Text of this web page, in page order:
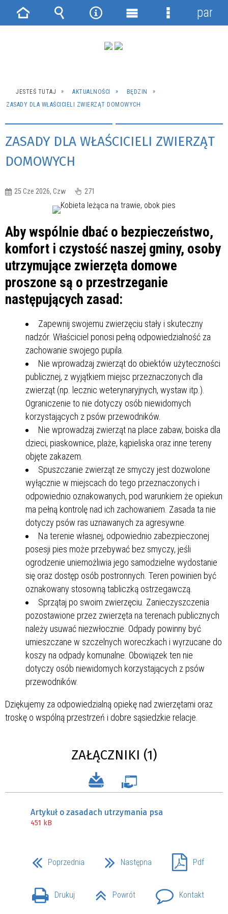
JESTEŚ TUTAJ AKTUALNOŚCI
BĘDZIN
ZASADY DLA WŁAŚCICIELI ZWIERZĄT DOMOWYCH
ZASADY DLA WŁAŚCICIELI ZWIERZĄT
DOMOWYCH
25 Cze 2026, Czw 271
Aby wspólnie dbać o bezpieczeństwo,
komfort i czystość naszej gminy, osoby
utrzymujące zwierzęta domowe
proszone są o przestrzeganie
następujących zasad:
Zapewnij swojemu zwierzęciu stały i skuteczny
nadzór. Właściciel ponosi pełną odpowiedzialność za
zachowanie swojego pupila.
Nie wprowadzaj zwierząt do obiektów użyteczności
publicznej, z wyjątkiem miejsc przeznaczonych dla
zwierząt (np. lecznic weterynaryjnych, wystaw itp.).
Ograniczenie to nie dotyczy osób niewidomych
korzystających z psów przewodników.
Nie wprowadzaj zwierząt na place zabaw, boiska dla
dzieci, piaskownice, plaże, kąpieliska oraz inne tereny
objęte zakazem.
Spuszczanie zwierząt ze smyczy jest dozwolone
wyłącznie w miejscach do tego przeznaczonych i
odpowiednio oznakowanych, pod warunkiem że opiekun
ma pełną kontrolę nad ich zachowaniem. Zasada ta nie
dotyczy psów ras uznawanych za agresywne.
Na terenie własnej, odpowiednio zabezpieczonej
posesji pies może przebywać bez smyczy, jeśli
ogrodzenie uniemożliwia jego samodzielne wydostanie
się oraz dostęp osób postronnych. Teren powinien być
oznakowany stosowną tabliczką ostrzegawczą.
Sprzątaj po swoim zwierzęciu. Zanieczyszczenia
pozostawione przez zwierzęta na terenach publicznych
należy usuwać niezwłocznie. Odpady powinny być
umieszczane w szczelnych woreczkach i wyrzucane do
koszy na odpady komunalne. Obowiązek ten nie
dotyczy osób niewidomych korzystających z psów
przewodników.
Dziękujemy za odpowiedzialną opiekę nad zwierzętami oraz
troskę o wspólną przestrzeń i dobre sąsiedzkie relacje.
ZAŁĄCZNIKI (1)
Artykuł o zasadach utrzymania psa
451 kB
Poprzednia Następna Pdf
Drukuj Powrót Kontakt
Strona Wyszukiwarka
NarzędziaMenu
Menu
panel